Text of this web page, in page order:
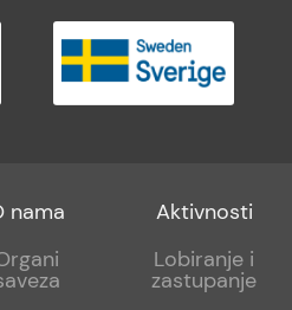
nama
Footer
sub
Aktivnosti
Lobiranje i
zastupanje